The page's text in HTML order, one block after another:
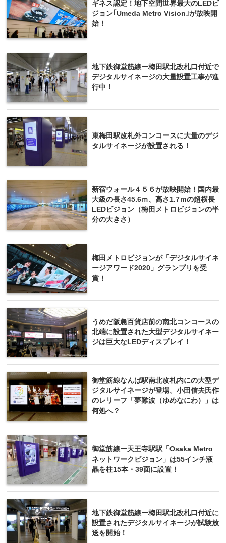
ギネス認定！地下空間世界最大のLEDビ
ジョン｢Umeda Metro Vision｣が放映開
始！
地下鉄御堂筋線ー梅田駅北改札口付近で
デジタルサイネージの大量設置工事が進
行中！
東梅田駅改札外コンコースに大量のデジ
タルサイネージが設置される！
新宿ウォール４５６が放映開始！国内最
大級の長さ45.6ｍ、高さ1.7ｍの超横長
LEDビジョン（梅田メトロビジョンの半
分の大きさ）
梅田メトロビジョンが「デジタルサイネ
ージアワード2020」グランプリを受
賞！
うめだ阪急百貨店前の南北コンコースの
北端に設置された大型デジタルサイネー
ジは巨大なLEDディスプレイ！
御堂筋線なんば駅南北改札内にの大型デ
ジタルサイネージが登場。小田信夫氏作
のレリーフ「夢難波（ゆめなにわ）」は
何処へ？
御堂筋線ー天王寺駅駅「Osaka Metro
ネットワークビジョン」は55インチ液
晶を柱15本・39面に設置！
地下鉄御堂筋線ー梅田駅北改札口付近に
設置されたデジタルサイネージが試験放
送を開始！